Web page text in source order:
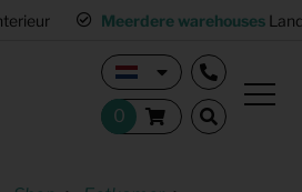
Meerdere warehouses